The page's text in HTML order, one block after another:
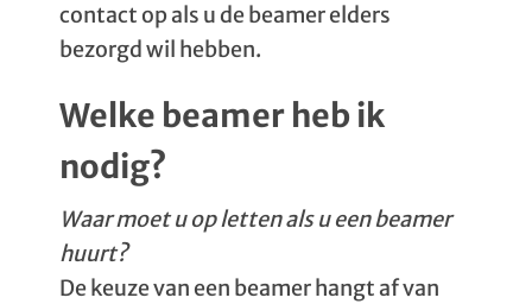
contact op als u de beamer elders
bezorgd wil hebben.
Welke beamer heb ik
nodig?
Waar moet u op letten als u een beamer
huurt?
De keuze van een beamer hangt af van